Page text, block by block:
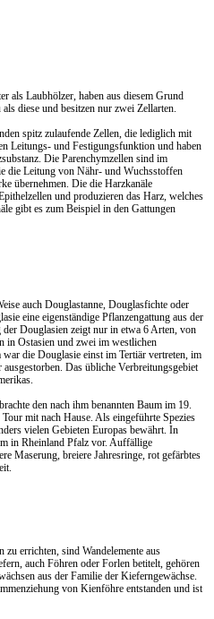
als Laubhölzer, haben aus diesem Grund
diese und besitzen nur zwei Zellarten.
spitz zulaufende Zellen, die lediglich mit
Leitungs- und Festigungsfunktion und haben
Die Parenchymzellen sind im
die Leitung von Nähr- und Wuchsstoffen
übernehmen. Die die Harzkanäle
und produzieren das Harz, welches
gibt es zum Beispiel in den Gattungen
auch Douglastanne, Douglasfichte oder
eine eigenständige Pflanzengattung aus der
Douglasien zeigt nur in etwa 6 Arten, von
in Ostasien und zwei im westlichen
die Douglasie einst im Tertiär vertreten, im
Das übliche Verbreitungsgebiet
den nach ihm benannten Baum im 19.
mit nach Hause. Als eingeführte Spezies
vielen Gebieten Europas bewährt. In
in Rheinland Pfalz vor. Auffällige
Maserung, breiere Jahresringe, rot gefärbtes
zu errichten, sind Wandelemente aus
auch Föhren oder Forlen betitelt, gehören
aus der Familie der Kieferngewächse.
von Kienföhre entstanden und ist